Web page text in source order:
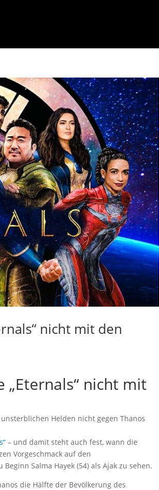
nicht mit den
nicht mit
Helden nicht gegen Thanos
– und damit steht auch fest, wann die
Vorgeschmack auf den
Salma Hayek (54) als Ajak zu sehen.
die Hälfte der Bevölkerung des